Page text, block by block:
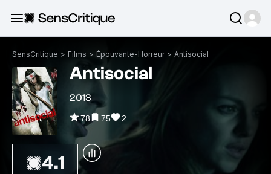
SensCritique > Films > Épouvante-Horreur > Antisocial
Antisocial
2013
78 75 2
4.1